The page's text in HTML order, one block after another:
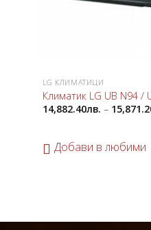
LG КЛИМАТИЦИ
Климатик LG UB N94 /
14,882.40лв. –
Добави в любими